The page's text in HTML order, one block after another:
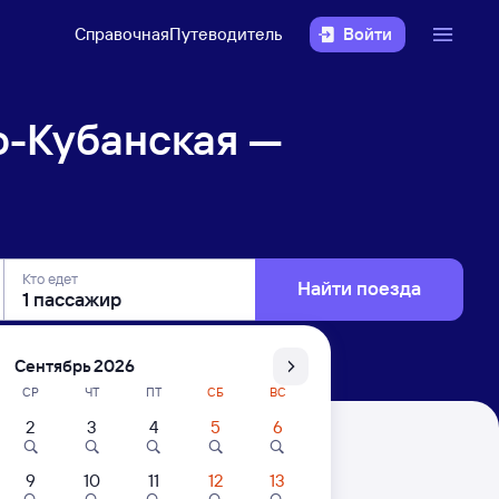
СправочнаяПутеводитель Войти
Кубанская —
Кто едет Найти поезда
Сентябрь 2026
СР ЧТ ПТ СБ ВС
2 3 4 5 6
9 10 11 12 13